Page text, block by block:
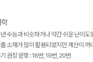
학
수능과 비슷하거나 약간 쉬운 난이도
소재가 많이 활용되었지만 계산이
권장 문항 : 18번, 19번, 20번